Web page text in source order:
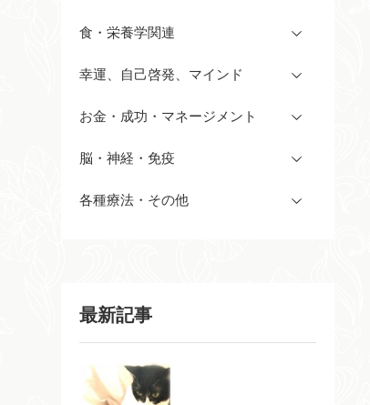
食・栄養学関連
幸運、自己啓発、マインド
お金・成功・マネージメント
脳・神経・免疫
各種療法・その他
最新記事